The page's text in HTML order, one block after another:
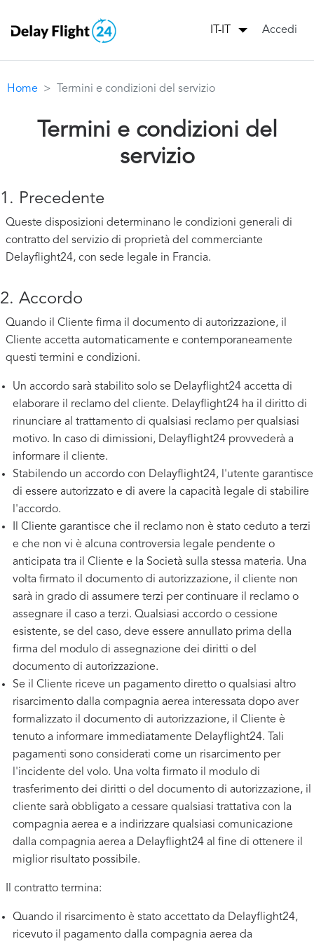
IT-IT Accedi
Home Termini e condizioni del servizio
Termini e condizioni del
servizio
1. Precedente
Queste disposizioni determinano le condizioni generali di
contratto del servizio di proprietà del commerciante
Delayflight24, con sede legale in Francia.
2. Accordo
Quando il Cliente firma il documento di autorizzazione, il
Cliente accetta automaticamente e contemporaneamente
questi termini e condizioni.
Un accordo sarà stabilito solo se Delayflight24 accetta di
elaborare il reclamo del cliente. Delayflight24 ha il diritto di
rinunciare al trattamento di qualsiasi reclamo per qualsiasi
motivo. In caso di dimissioni, Delayflight24 provvederà a
informare il cliente.
Stabilendo un accordo con Delayflight24, l'utente garantisce
di essere autorizzato e di avere la capacità legale di stabilire
l'accordo.
Il Cliente garantisce che il reclamo non è stato ceduto a terzi
e che non vi è alcuna controversia legale pendente o
anticipata tra il Cliente e la Società sulla stessa materia. Una
volta firmato il documento di autorizzazione, il cliente non
sarà in grado di assumere terzi per continuare il reclamo o
assegnare il caso a terzi. Qualsiasi accordo o cessione
esistente, se del caso, deve essere annullato prima della
firma del modulo di assegnazione dei diritti o del
documento di autorizzazione.
Se il Cliente riceve un pagamento diretto o qualsiasi altro
risarcimento dalla compagnia aerea interessata dopo aver
formalizzato il documento di autorizzazione, il Cliente è
tenuto a informare immediatamente Delayflight24. Tali
pagamenti sono considerati come un risarcimento per
l'incidente del volo. Una volta firmato il modulo di
trasferimento dei diritti o del documento di autorizzazione, il
cliente sarà obbligato a cessare qualsiasi trattativa con la
compagnia aerea e a indirizzare qualsiasi comunicazione
dalla compagnia aerea a Delayflight24 al fine di ottenere il
miglior risultato possibile.
Il contratto termina:
Quando il risarcimento è stato accettato da Delayflight24,
ricevuto il pagamento dalla compagnia aerea da